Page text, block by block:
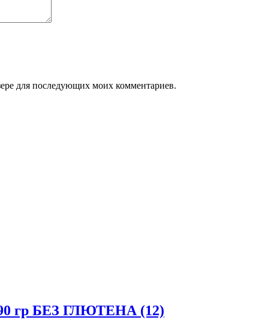
для последующих моих комментариев.
гр БЕЗ ГЛЮТЕНА (12)